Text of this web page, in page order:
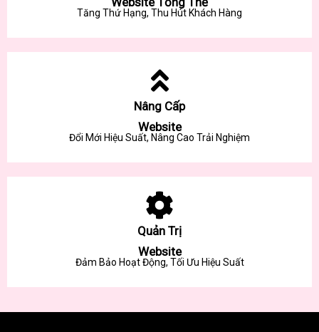
Tăng Thứ Hạng, Thu Hút Khách Hàng
Nâng Cấp
Website
Đổi Mới Hiệu Suất, Nâng Cao Trải Nghiệm
Quản Trị
Website
Đảm Bảo Hoạt Động, Tối Ưu Hiệu Suất